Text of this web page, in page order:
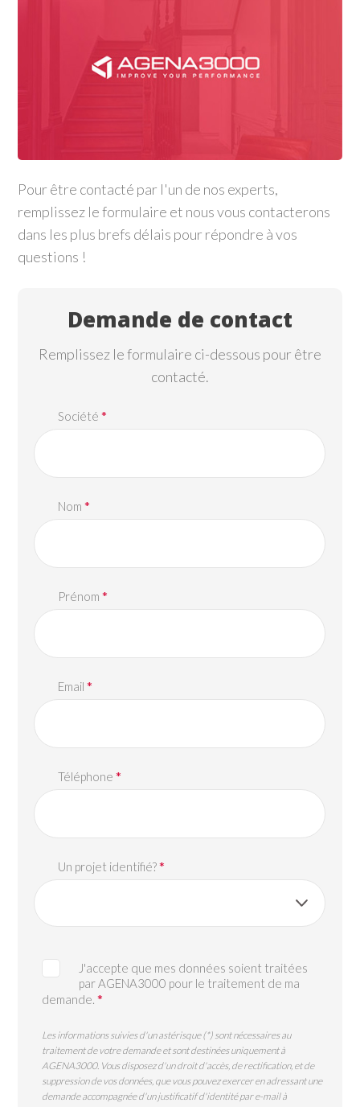
Pour être contacté par l'un de nos experts,
remplissez le formulaire et nous vous contacterons
dans les plus brefs délais pour répondre à vos
questions !
Demande de contact
Remplissez le formulaire ci-dessous pour être
contacté.
Société *
Nom *
Prénom *
Email *
Téléphone *
Un projet identifié?*
J'accepte que mes données soient traitées
par AGENA3000 pour le traitement de ma
demande. *
Les informations suivies d'un astérisque (*) sont nécessaires au
traitement de votre demande et sont destinées uniquement à
AGENA3000. Vous disposez d'un droit d'accès, de rectification, et de
suppression de vos données, que vous pouvez exercer en adressant une
demande accompagnée d'un justificatif d'identité par e-mail à